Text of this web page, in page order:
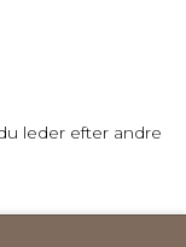
leder efter andre